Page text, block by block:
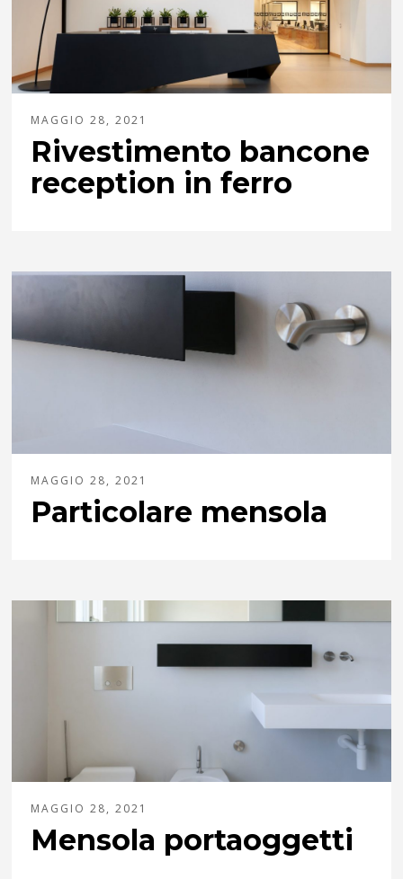
MAGGIO 28, 2021
Rivestimento bancone
reception in ferro
MAGGIO 28, 2021
Particolare mensola
MAGGIO 28, 2021
Mensola portaoggetti